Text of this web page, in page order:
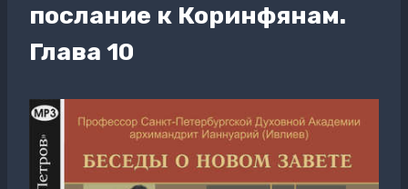
послание к Коринфянам.
Глава 10